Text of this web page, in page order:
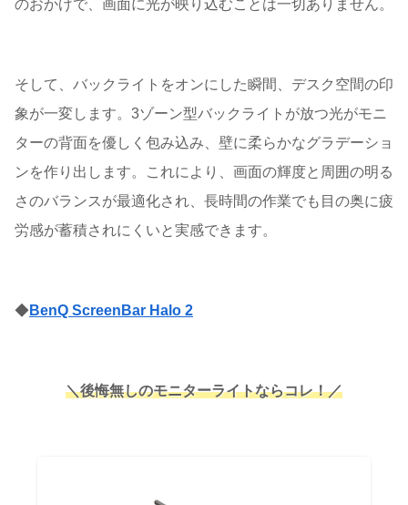
のおかげで、画面に光が映り込むことは一切ありません。
そして、バックライトをオンにした瞬間、デスク空間の印
象が一変します。3ゾーン型バックライトが放つ光がモニ
ターの背面を優しく包み込み、壁に柔らかなグラデーショ
ンを作り出します。これにより、画面の輝度と周囲の明る
さのバランスが最適化され、長時間の作業でも目の奥に疲
労感が蓄積されにくいと実感できます。
◆BenQ ScreenBar Halo 2
＼後悔無しのモニターライトならコレ！／